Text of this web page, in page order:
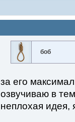
боб
за его
озвучиваю в
неплохая идея,